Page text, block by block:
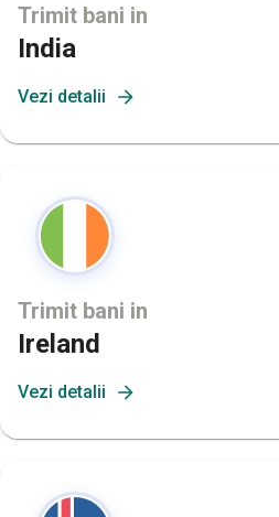
Trimit bani in
India
Vezi detalii
Trimit bani in
Ireland
Vezi detalii